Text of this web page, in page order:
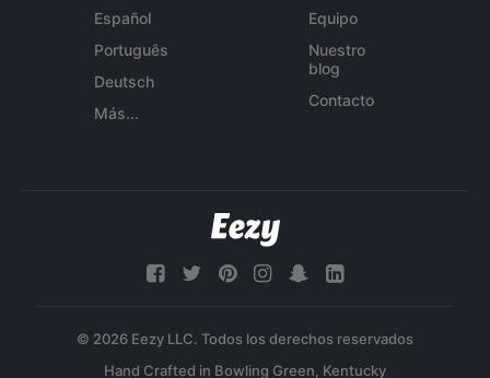
Español
Português
Deutsch
Más...
Equipo
Nuestro
blog
Contacto
© 2026 Eezy LLC. Todos los derechos reservados